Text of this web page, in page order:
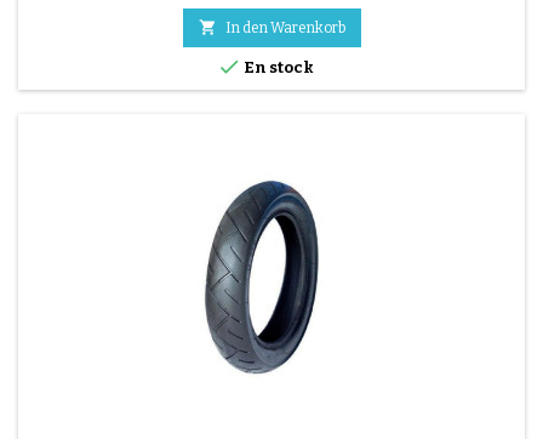
 In den Warenkorb
 En stock